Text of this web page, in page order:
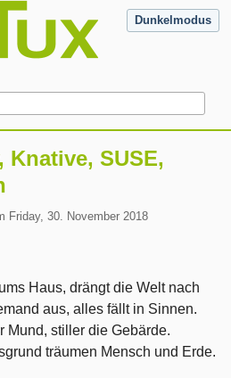
Dunkelmodus
SUSE,
Friday, 30. November 2018
Haus, drängt die Welt nach
aus, alles fällt in Sinnen.
Mund, stiller die Gebärde.
träumen Mensch und Erde.